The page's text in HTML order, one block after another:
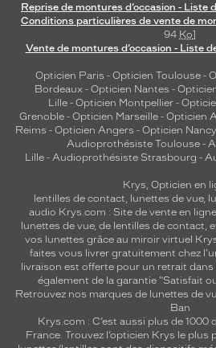
Reprise de montures d’occasion -
Conditions particulières de vente de
94 Ko]
Vente de montures d’occasion - Liste
Opticien Paris - Opticien Toulouse-
Bordeaux- Opticien Nantes -
Lille - Opticien Montpellier -
Grenoble - Opticien Marseille - Opticien
Reims - Opticien Angers - Opticien Nancy
Audioprothésiste Toulouse-
Lille- Audioprothésiste Strasbourg -
Krys, Opticien en
lentilles de contact, lunettes de vue,
audio Krys.com : Site de vente en
lunettes de vue, de lentilles de contact,
vos lunettes grâce au miroir virtuel
faites vous livrer gratuitement chez
livraison est offerte pour un retrait
également de la garantie "Satisfait
Retrouvez nos marques de lunettes de
Ban
Krys.com : C’est aussi plus de
France. Trouvez l’opticien Krys le plus